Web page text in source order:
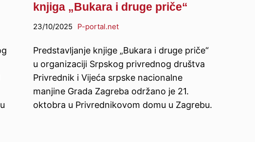
knjiga „Bukara i druge priče“
23/10/2025 P-portal.net
Predstavljanje knjige „Bukara i druge priče“
u organizaciji Srpskog privrednog društva
Privrednik i Vijeća srpske nacionalne
manjine Grada Zagreba održano je 21.
oktobra u Privrednikovom domu u Zagrebu.